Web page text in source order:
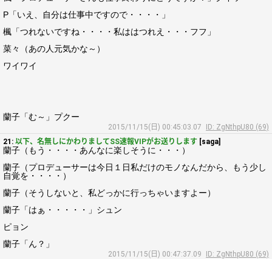
P「いえ、自分は仕事中ですので・・・・」
楓「つれないですね・・・・私ははつれえ・・・フフ」
菜々（あの人元気かな～）
ワイワイ
蘭子「む～」プクー
2015/11/15(日) 00:45:03.07
ID: ZgNthpU80 (69)
21: 以下、名無しにかわりましてSS速報VIPがお送りします [saga]
蘭子（もう・・・・あんなに楽しそうに・・・）
蘭子（プロデューサーは今日１日私だけのモノなんだから、もう少し
自覚を・・・・）
蘭子（そうしないと、私どっかに行っちゃいますよー）
蘭子「はぁ・・・・・」シュン
ピョン
蘭子「ん？」
2015/11/15(日) 00:47:37.09
ID: ZgNthpU80 (69)